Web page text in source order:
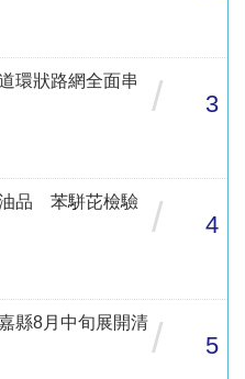
環狀路網全面串
/ 3
品 苯駢芘檢驗
/ 4
縣8月中旬展開清 / 5